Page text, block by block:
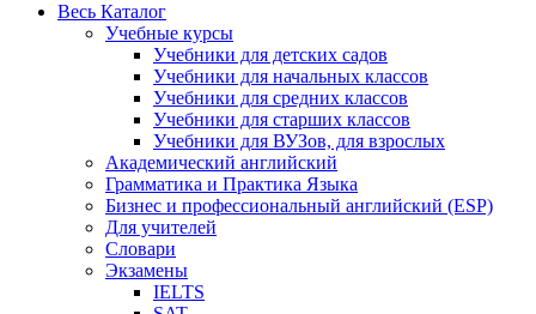
Весь Каталог
Учебные курсы
Учебники для детских садов
Учебники для начальных классов
Учебники для средних классов
Учебники для старших классов
Учебники для ВУЗов, для взрослых
Академический английский
Грамматика и Практика Языка
Бизнес и профессиональный английский (ESP)
Для учителей
Словари
Экзамены
IELTS